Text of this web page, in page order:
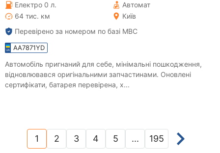
Електро 0 л.
Автомат
64 тис. км
Київ
Перевірено за номером по базі МВС
AA7871YD
Автомобіль пригнаний для себе, мінімальні пошкодження,
відновлювався оригінальними запчастинами. Оновлені
сертифікати, батарея перевірена, х...
1(current)
2 3 4 5 ... 195